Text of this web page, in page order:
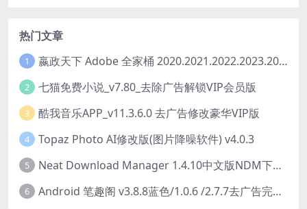
热门文章
1 嬴政天下 Adobe 全家桶 2020.2021.2022.2023.2024.2025大师版（2025年08月版 ）
2 七猫免费小说_v7.80_去除广告解锁VIP会员版
3 酷我音乐APP_v11.3.6.0 去广告修改豪华VIP版
4 Topaz Photo AI修改版(图片降噪软件) v4.0.3
5 Neat Download Manager 1.4.10中文版NDM下载器简称NDM
6 Android 笔趣阁 v3.8.8蓝色/1.0.6 /2.7.7去广告完美版